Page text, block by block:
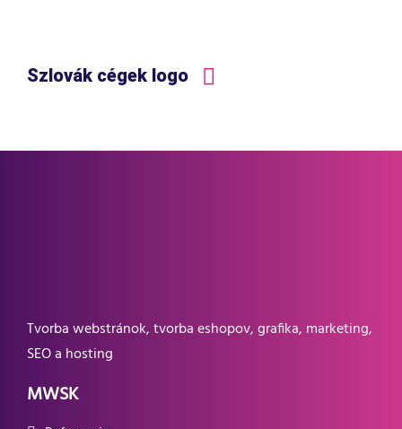
Szlovák cégek logo
Tvorba webstránok, tvorba eshopov, grafika, marketing,
SEO a hosting
MWSK